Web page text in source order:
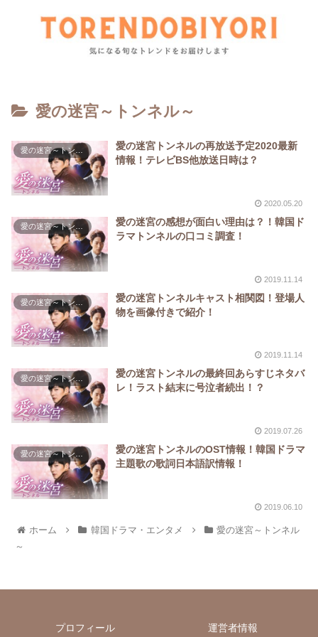
愛の迷宮～トンネル～
愛の迷宮トンネルの再放送予定2020最新
情報！テレビBS他放送日時は？
2020.05.20
愛の迷宮の感想が面白い理由は？！韓国ド
ラマトンネルの口コミ調査！
2019.11.14
愛の迷宮トンネルキャスト相関図！登場人
物を画像付きで紹介！
2019.11.14
愛の迷宮トンネルの最終回あらすじネタバ
レ！ラスト結末に号泣者続出！？
2019.07.26
愛の迷宮トンネルのOST情報！韓国ドラマ
主題歌の歌詞日本語訳情報！
2019.06.10
ホーム 韓国ドラマ・エンタメ
愛の迷宮～トンネル
～
プロフィール 運営者情報